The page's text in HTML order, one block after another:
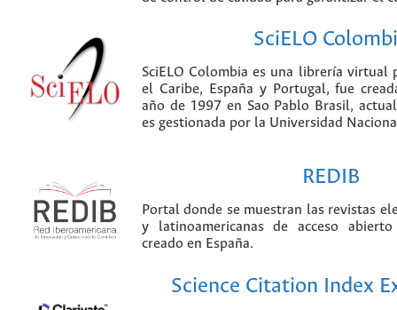
SciELO
SciELO Colombia es una librería virtual
el Caribe, España y Portugal, fue
año de 1997 en Sao Pablo Brasil,
es gestionada por la Universidad
REDIB
Portal donde se muestran las revistas
y latinoamericanas de acceso
creado en España.
Science Citation Index